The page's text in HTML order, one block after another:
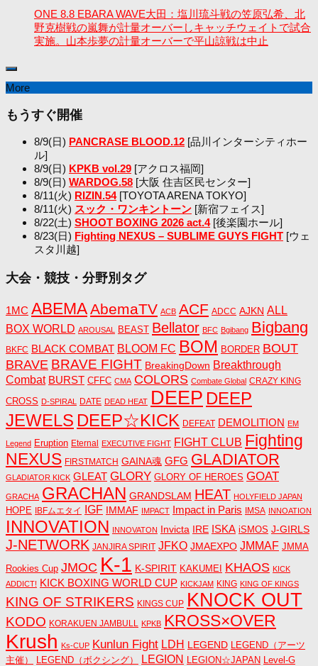
ONE 8.8 EBARA WAVE大田：塩川琉斗戦の笠原弘希、北
野克樹戦の嵐舞が計量オーバーしキャッチウェイトで試合
実施。山本歩夢の計量オーバーで平山諒戦は中止
More
もうすぐ開催
8/9(日) PANCRASE BLOOD.12 [品川インターシティホー
ル]
8/9(日) KPKB vol.29 [アクロス福岡]
8/9(日) WARDOG.58 [大阪 住吉区民センター]
8/11(火) RIZIN.54[TOYOTA ARENA TOKYO]
8/11(火) スック・ワンキントーン [新宿フェイス]
8/22(土) SHOOT BOXING 2026 act.4[後楽園ホール]
8/23(日) Fighting NEXUS – SUBLIME GUYS FIGHT [ウェ
スタ川越]
大会・競技・分野別タグ
1MC ABEMA AbemaTV ACB ACF ADCC AJKN ALL
BOX WORLD AROUSAL BEAST Bellator BFC Bgibang Bigbang
BKFC BLACK COMBAT BLOOM FC BOM BORDER BOUT
BRAVE BRAVE FIGHT BreakingDown Breakthrough
Combat BURST CFFC CMA COLORS Combate Global CRAZY KING
CROSS D-SPIRAL DATE DEAD HEAT DEEP DEEP
JEWELS DEEP☆KICK DEFEAT DEMOLITION EM
Legend Eruption Eternal EXECUTIVE FIGHT FIGHT CLUB Fighting
NEXUS FIRSTMATCH GAINA魂 GFG GLADIATOR
GLADIATOR KICK GLEAT GLORY GLORY OF HEROES GOAT
GRACHA GRACHAN GRANDSLAM HEAT HOLYFIELD JAPAN
HOPE IBFムエタイ IGF IMMAF IMPACT Impact in Paris IMSA INNOATION
INNOVATION INNOVATON Invicta IRE ISKA iSMOS J-GIRLS
J-NETWORK JANJIRA SPIRIT JFKO JMAEXPO JMMAF JMMA
Rookies Cup JMOC K-1 K-SPIRIT KAKUMEI KHAOS KICK
ADDICT! KICK BOXING WORLD CUP KICKJAM KING KING OF KINGS
KING OF STRIKERS KINGS CUP KNOCK OUT
KODO KORAKUEN JAMBULL KPKB KROSS×OVER
Krush Ks-CUP Kunlun Fight LDH LEGEND LEGEND（アーツ
主催）
LEGEND（ボクシング） LEGION LEGION☆JAPAN Level-G